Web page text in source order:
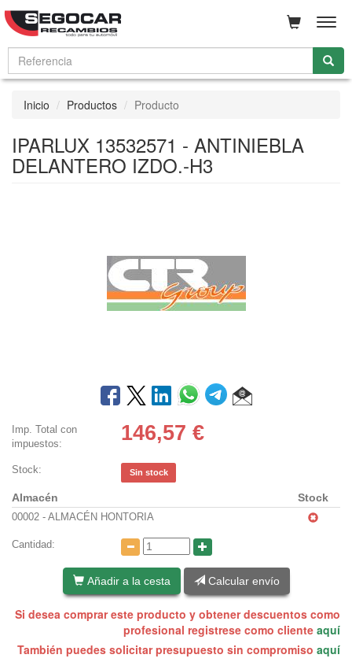
Inicio Productos Producto
IPARLUX 13532571 - ANTINIEBLA
DELANTERO IZDO.-H3
Imp. Total con
impuestos:
146,57 €
Stock: Sin stock
Almacén Stock
00002 - ALMACÉN HONTORIA
Cantidad:
Añadir a la cesta Calcular envío
Si desea comprar este producto y obtener descuentos como
profesional registrese como cliente aquí
También puedes solicitar presupuesto sin compromiso aquí